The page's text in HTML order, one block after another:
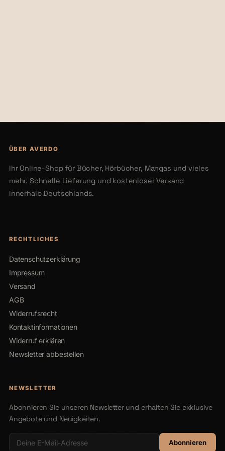
ÜBER AVERDO
Ihr Online-Shop für Bücher, Hörbücher, Mangas und vieles
mehr. Schnelle Lieferung und kostenloser Versand
innerhalb Deutschlands.
RECHTLICHES
Datenschutzerklärung
Impressum
Versand
AGB
Widerrufsrecht
Kontaktinformationen
Widerruf erklären
Newsletter abbestellen
NEWSLETTER
Abonnieren Sie unseren Newsletter und erhalten Sie exklusive
Angebote und Neuigkeiten.
Abonnieren